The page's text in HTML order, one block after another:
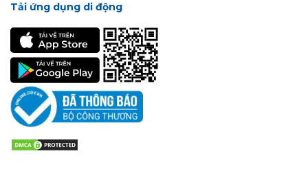
Tải ứng dụng di động